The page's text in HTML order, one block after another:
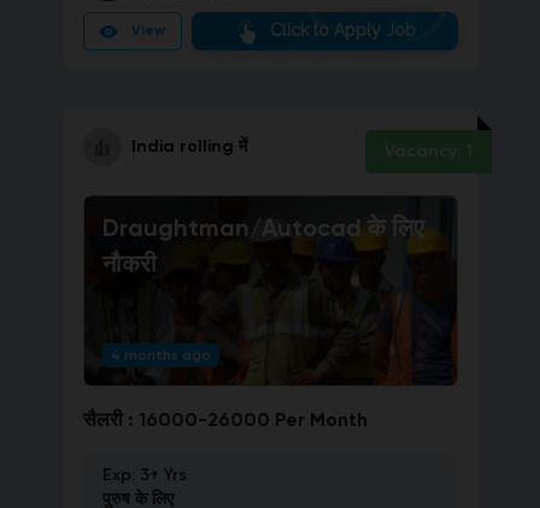
View Click to Apply Job
India rolling में
Draughtman/Autocad के लिए
नौकरी
4 months ago
सैलरी : 16000-26000 Per Month
Exp: 3+ Yrs
पुरुष के लिए